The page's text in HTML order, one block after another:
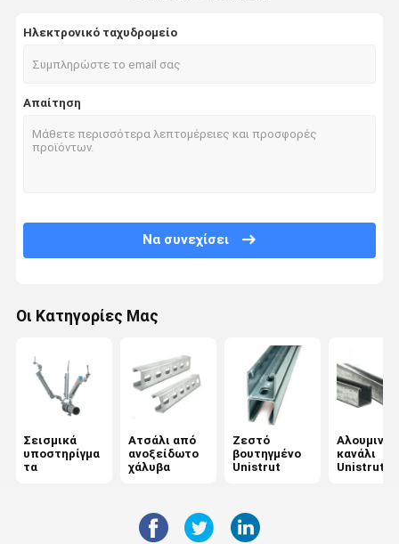
Εργοστασίων
Έλεγχος
Όλες Οι
Σεισμικά υποστηρίγματα
Ζεστό βουτηγμένο Unistrut
Ηλεκτρονικό ταχυδρομείο
Απαίτηση
Να συνεχίσει
Οι Κατηγορίες Μας
Σεισμικά
υποστηρίγμα
τα
Ατσάλι από
ανοξείδωτο
χάλυβα
Ζεστό
βουτηγμένο
Unistrut
κανάλι
Unistrut